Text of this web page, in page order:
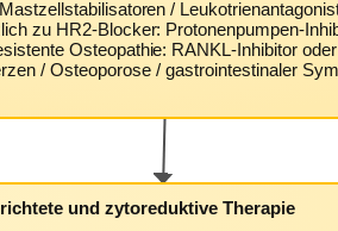
/
zu HR2-Blocker: Protonenpumpen-
Osteopathie: RANKL-Inhibitor
/ Osteoporose / gastrointestinaler
und zytoreduktive Therapie